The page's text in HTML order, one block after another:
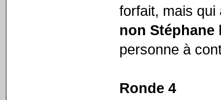
forfait, mais
non Stéphane
personne à
Ronde 4